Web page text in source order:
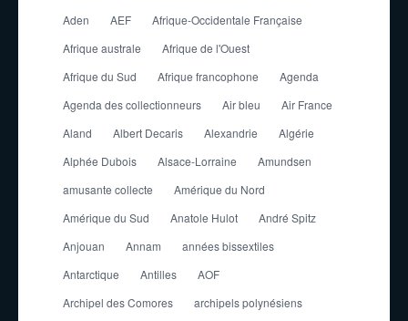
Aden
AEF
Afrique-Occidentale Française
Afrique australe
Afrique de l'Ouest
Afrique du Sud
Afrique francophone
Agenda
Agenda des collectionneurs
Air bleu
Air France
Aland
Albert Decaris Alexandrie
Algérie
Alphée Dubois
Alsace-Lorraine
Amundsen
amusante collecte
Amérique du Nord
Amérique du Sud
Anatole Hulot
André Spitz
Anjouan
Annam
années bissextiles
Antarctique
Antilles
AOF
Archipel des Comores
archipels polynésiens